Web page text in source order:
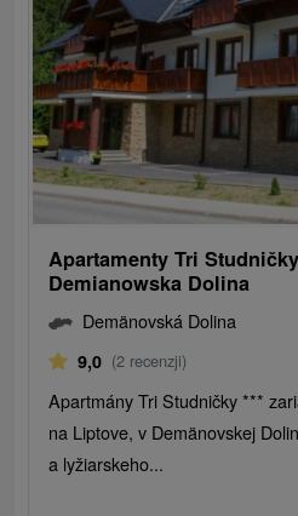
Apartamenty Tri Studničky
Demianowska Dolina
Demänovská Dolina
9,0 (2 recenzji)
Apartmány Tri Studničky ***
na Liptove, v Demänovskej
a lyžiarskeho...